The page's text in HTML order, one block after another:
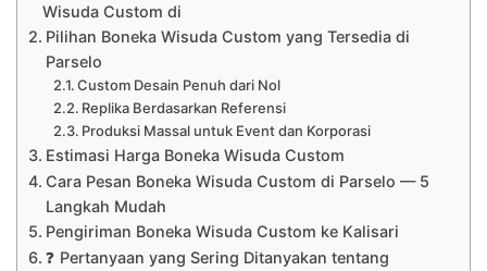
Wisuda Custom di
Pilihan Boneka Wisuda Custom yang Tersedia di
Parselo
Custom Desain Penuh dari Nol
Replika Berdasarkan Referensi
Produksi Massal untuk Event dan Korporasi
Estimasi Harga Boneka Wisuda Custom
Cara Pesan Boneka Wisuda Custom di Parselo — 5
Langkah Mudah
Pengiriman Boneka Wisuda Custom ke Kalisari
❓ Pertanyaan yang Sering Ditanyakan tentang